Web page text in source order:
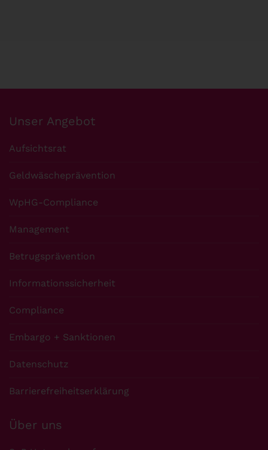
Unser Angebot
Aufsichtsrat
Geldwäscheprävention
WpHG-Compliance
Management
Betrugsprävention
Informationssicherheit
Compliance
Embargo + Sanktionen
Datenschutz
Barrierefreiheitserklärung
Über uns